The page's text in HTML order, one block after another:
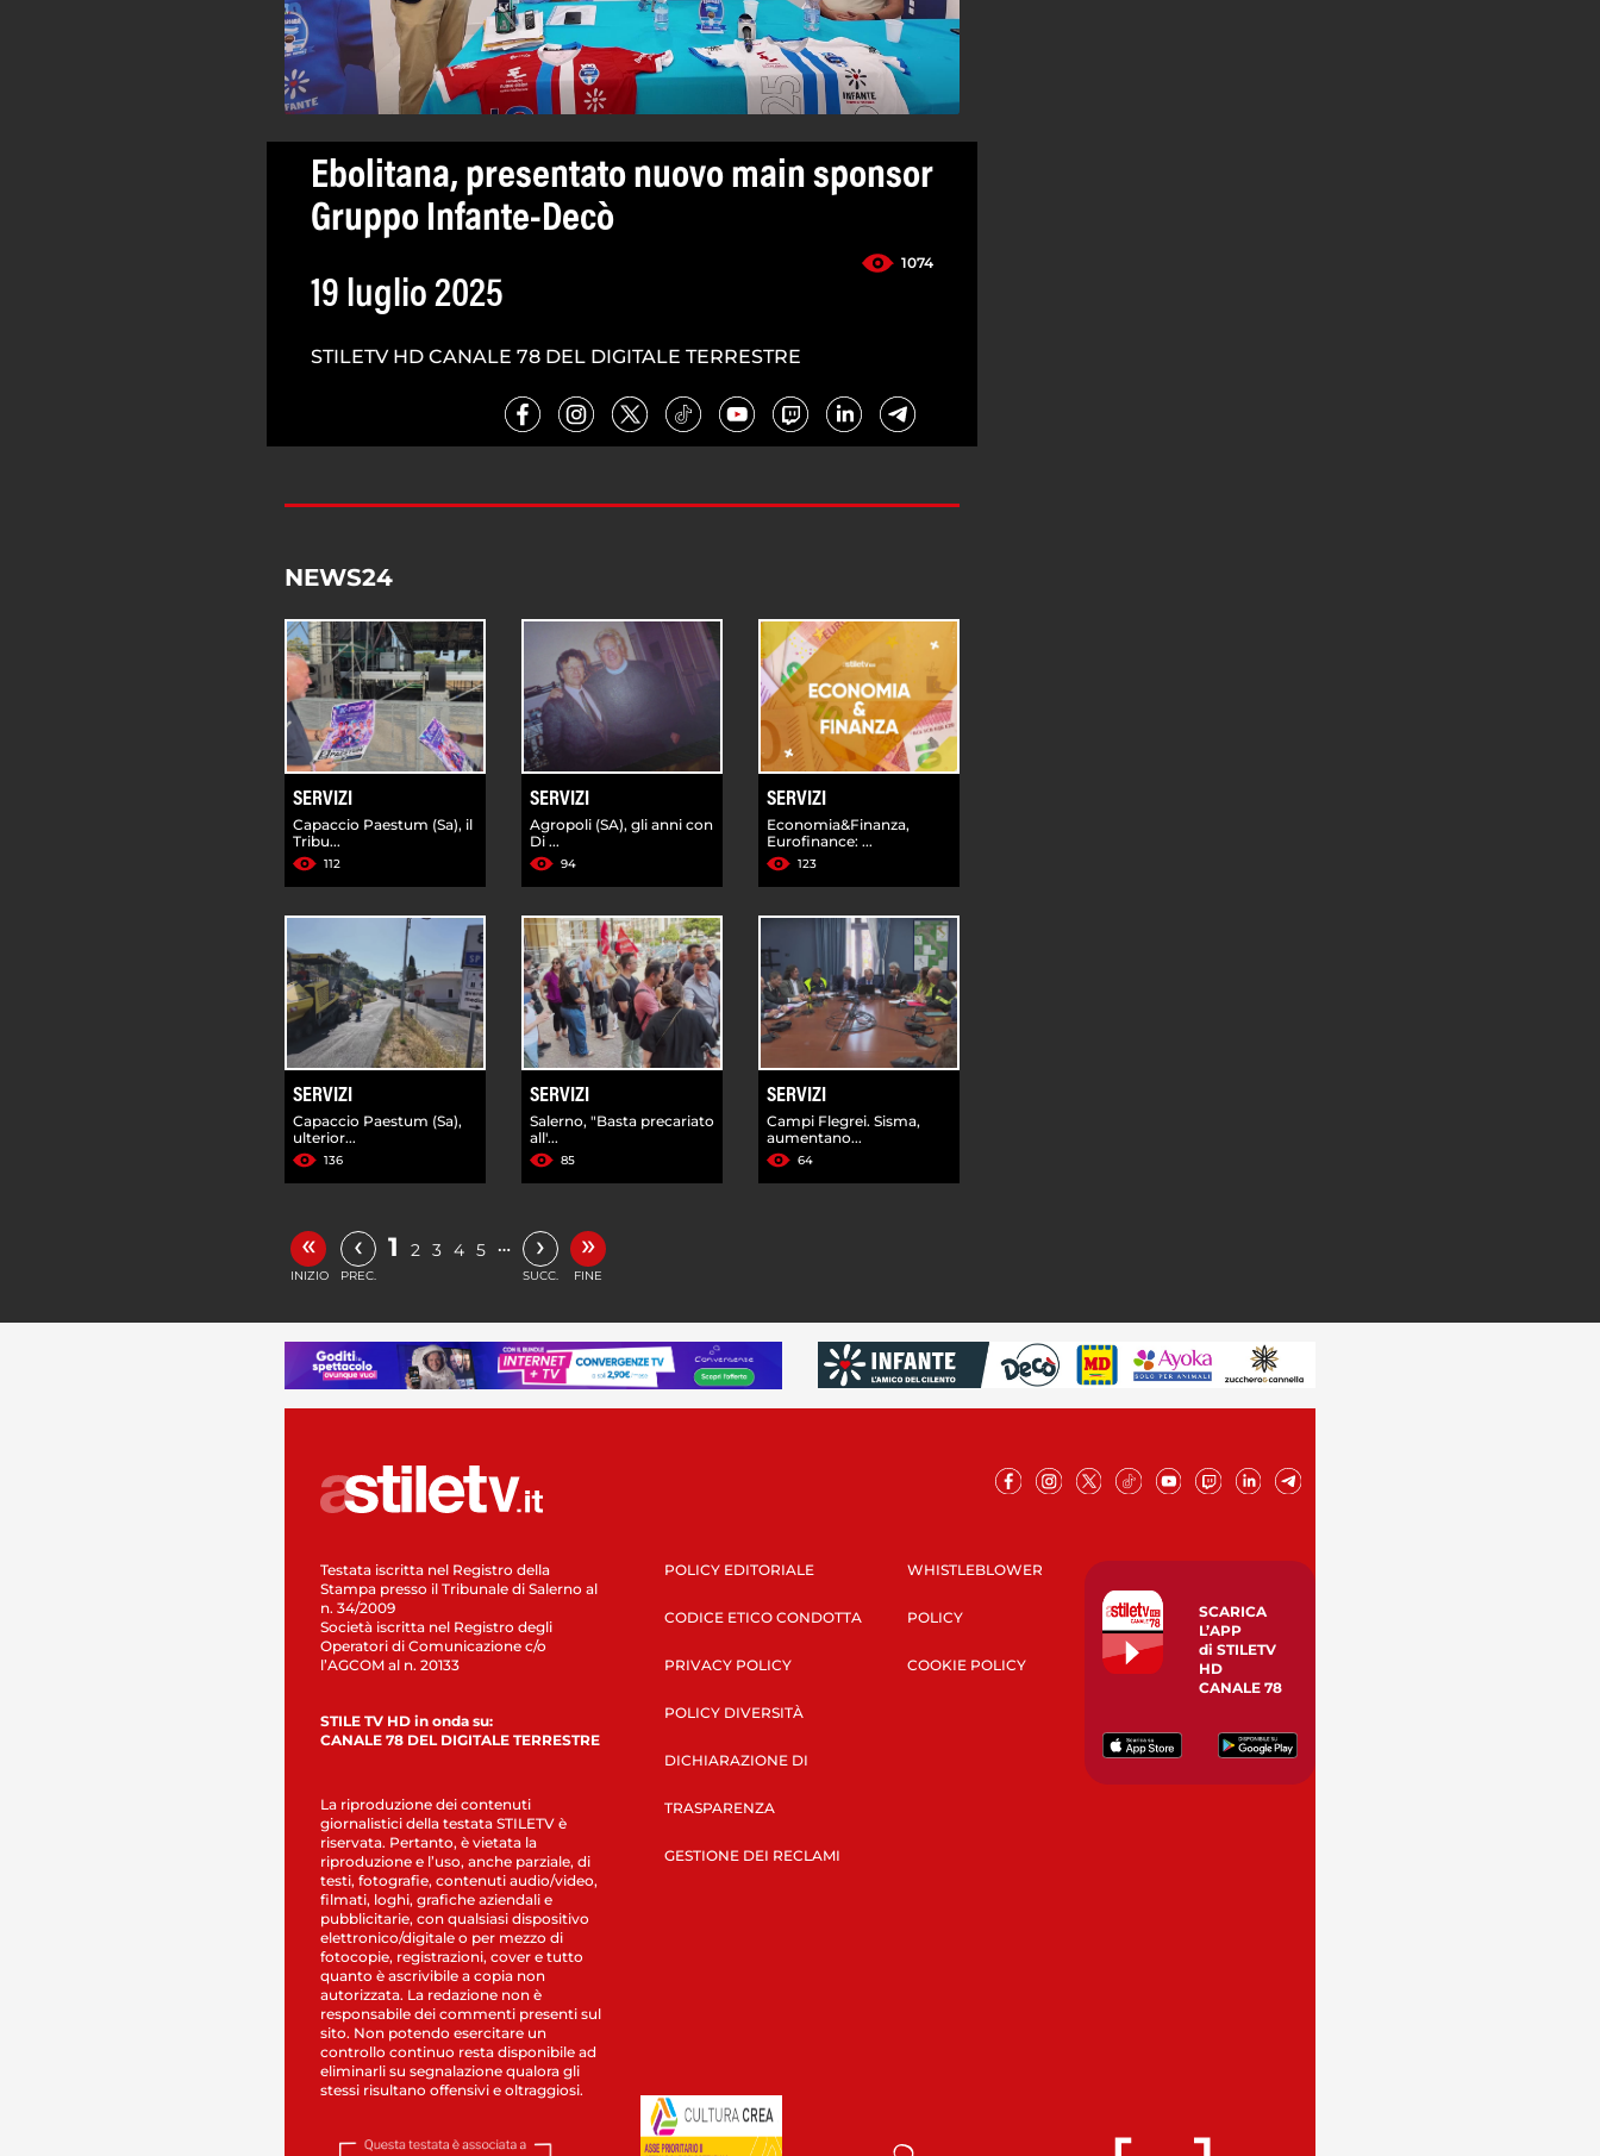
Ebolitana, presentato nuovo main sponsor
Gruppo Infante-Decò
1074
19 luglio 2025
STILETV HD CANALE 78 DEL DIGITALE TERRESTRE
NEWS24
SERVIZI
Capaccio Paestum (Sa), il
Tribu...
112
SERVIZI
Agropoli (SA), gli anni con
Di ...
94
SERVIZI
Economia&Finanza,
Eurofinance: ...
123
SERVIZI
Capaccio Paestum (Sa),
ulterior...
136
SERVIZI
Salerno, "Basta precariato
all'...
85
SERVIZI
Campi Flegrei. Sisma,
aumentano...
64
«
INIZIO
‹
PREC.
1 2 3 4 5 … ›
SUCC.
»
FINE
Testata iscritta nel Registro della
Stampa presso il Tribunale di Salerno al
n. 34/2009
Società iscritta nel Registro degli
Operatori di Comunicazione c/o
l’AGCOM al n. 20133
STILE TV HD in onda su:
CANALE 78 DEL DIGITALE TERRESTRE
La riproduzione dei contenuti
giornalistici della testata STILETV è
riservata. Pertanto, è vietata la
riproduzione e l’uso, anche parziale, di
testi, fotografie, contenuti audio/video,
filmati, loghi, grafiche aziendali e
pubblicitarie, con qualsiasi dispositivo
elettronico/digitale o per mezzo di
fotocopie, registrazioni, cover e tutto
quanto è ascrivibile a copia non
autorizzata. La redazione non è
responsabile dei commenti presenti sul
sito. Non potendo esercitare un
controllo continuo resta disponibile ad
eliminarli su segnalazione qualora gli
stessi risultano offensivi e oltraggiosi.
POLICY EDITORIALE
CODICE ETICO CONDOTTA
PRIVACY POLICY
POLICY DIVERSITÀ
DICHIARAZIONE DI
TRASPARENZA
GESTIONE DEI RECLAMI
WHISTLEBLOWER
POLICY
COOKIE POLICY
SCARICA
L’APP
di STILETV
HD
CANALE 78